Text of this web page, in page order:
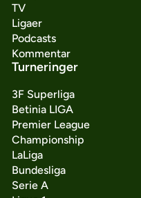
TV
Ligaer
Podcasts
Kommentar
Turneringer
3F Superliga
Betinia LIGA
Premier League
Championship
LaLiga
Bundesliga
Serie A